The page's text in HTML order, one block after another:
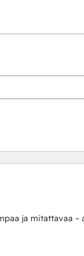
ja mitattavaa –